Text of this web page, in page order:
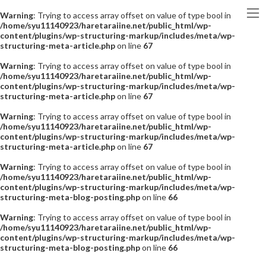
Warning: Trying to access array offset on value of type bool in
/home/syu11140923/haretaraiine.net/public_html/wp-
content/plugins/wp-structuring-markup/includes/meta/wp-
structuring-meta-article.phpon line 67
Warning: Trying to access array offset on value of type bool in
/home/syu11140923/haretaraiine.net/public_html/wp-
content/plugins/wp-structuring-markup/includes/meta/wp-
structuring-meta-article.phpon line 67
Warning: Trying to access array offset on value of type bool in
/home/syu11140923/haretaraiine.net/public_html/wp-
content/plugins/wp-structuring-markup/includes/meta/wp-
structuring-meta-article.phpon line 67
Warning: Trying to access array offset on value of type bool in
/home/syu11140923/haretaraiine.net/public_html/wp-
content/plugins/wp-structuring-markup/includes/meta/wp-
structuring-meta-blog-posting.phpon line 66
Warning: Trying to access array offset on value of type bool in
/home/syu11140923/haretaraiine.net/public_html/wp-
content/plugins/wp-structuring-markup/includes/meta/wp-
structuring-meta-blog-posting.phpon line 66